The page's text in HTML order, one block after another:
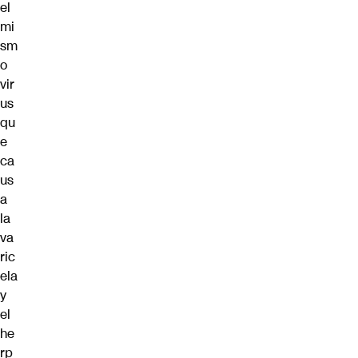
el
mi
sm
o
vir
us
qu
e
ca
us
a
la
va
ric
ela
y
el
he
rp